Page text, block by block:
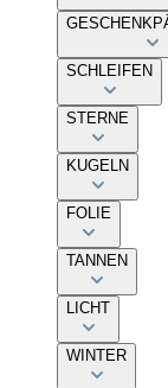
SCHLEIFEN
STERNE
KUGELN
FOLIE
TANNEN
LICHT
WINTER